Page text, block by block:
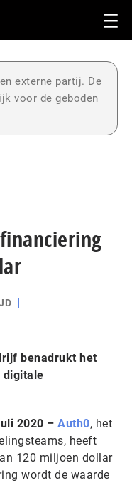
externe partij. De
voor de geboden
benadrukt het
digitale
2020 – Auth0, het
heeft
120 miljoen dollar
wordt de waarde